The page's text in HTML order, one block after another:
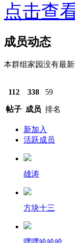
点击查
成员动态
本群组家园没有最
112
帖子
338
成员
59
排名
新加入
活跃成员
雄涛
方块十三